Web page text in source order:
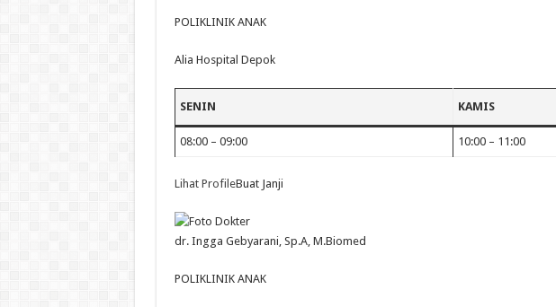
POLIKLINIK ANAK
Alia Hospital Depok
SENIN KAMIS
08:00 – 09:00 10:00 – 11:00
Lihat ProfileBuat Janji
dr. Ingga Gebyarani, Sp.A, M.Biomed
POLIKLINIK ANAK